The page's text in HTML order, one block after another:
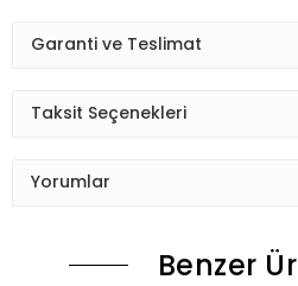
Garanti ve Teslimat
Taksit Seçenekleri
Yorumlar
Benzer